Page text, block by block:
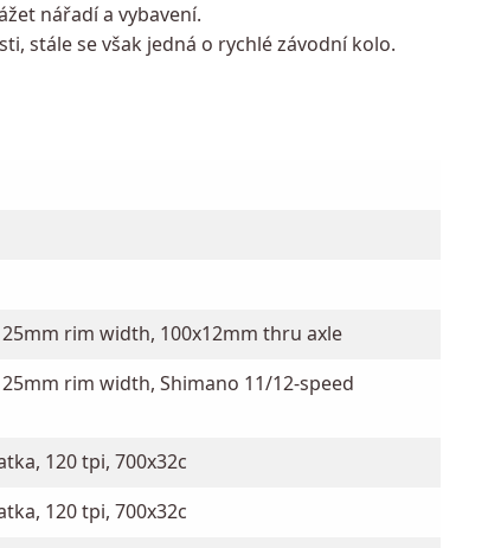
nářadí a vybavení.
stále se však jedná o rychlé závodní kolo.
rim width, 100x12mm thru axle
rim width, Shimano 11/12-speed
120 tpi, 700x32c
120 tpi, 700x32c